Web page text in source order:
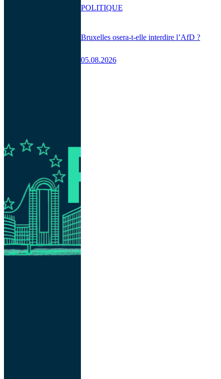
Bruxelles osera-t-elle interdire l’AfD ?
05.08.2026
POLITIQUE